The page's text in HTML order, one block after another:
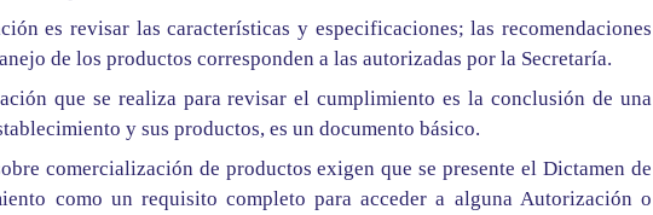
es revisar las características y especificaciones; las recomendaciones
de los productos corresponden a las autorizadas por la Secretaría.
que se realiza para revisar el cumplimiento es la conclusión de una
y sus productos, es un documento básico.
comercialización de productos exigen que se presente el Dictamen de
como un requisito completo para acceder a alguna Autorización o